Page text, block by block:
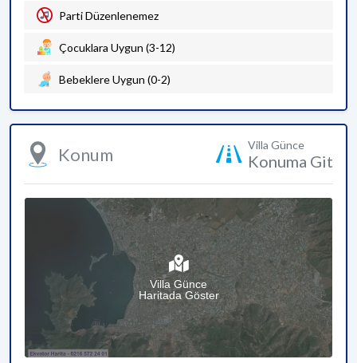
Parti Düzenlenemez
Çocuklara Uygun (3-12)
Bebeklere Uygun (0-2)
Konum Villa Günce
Konuma Git
Villa Günce
Haritada Göster